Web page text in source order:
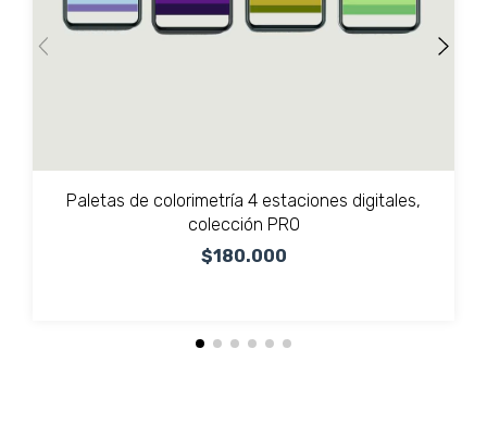
Paletas de colorimetría 4 estaciones digitales,
colección PRO
$180.000